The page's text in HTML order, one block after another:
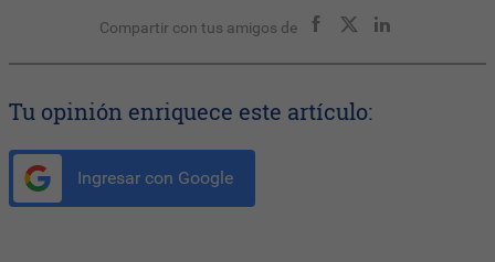
Compartir con tus amigos de
Tu opinión enriquece este artículo:
Ingresar con Google